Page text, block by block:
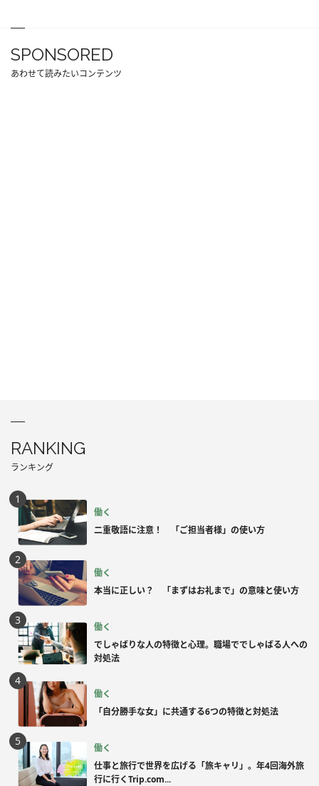
SPONSORED
あわせて読みたいコンテンツ
RANKING
ランキング
働く
二重敬語に注意！ 「ご担当者様」の使い方
働く
本当に正しい？ 「まずはお礼まで」の意味と使い方
働く
でしゃばりな人の特徴と心理。職場ででしゃばる人への
対処法
働く
「自分勝手な女」に共通する6つの特徴と対処法
働く
仕事と旅行で世界を広げる「旅キャリ」。年4回海外旅
行に行くTrip.com...